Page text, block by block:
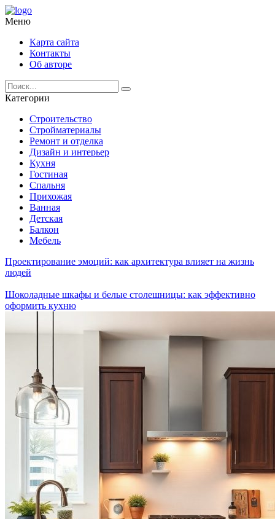
Меню
Карта сайта
Контакты
Об авторе
Категории
Строительство
Стройматериалы
Ремонт и отделка
Дизайн и интерьер
Кухня
Гостиная
Спальня
Прихожая
Ванная
Детская
Балкон
Мебель
Проектирование эмоций: как архитектура влияет на жизнь
людей
Шоколадные шкафы и белые столешницы: как эффективно
оформить кухню